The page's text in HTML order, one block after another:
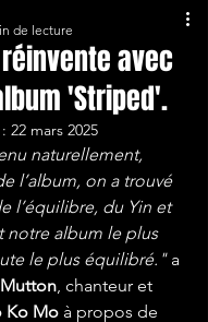
avec
'Striped'.
de lecture
22 mars 2025
naturellement,
l’album, on a trouvé
l’équilibre, du Yin et
notre album le plus
le plus équilibré." a
, chanteur et
Ko Mo à propos de